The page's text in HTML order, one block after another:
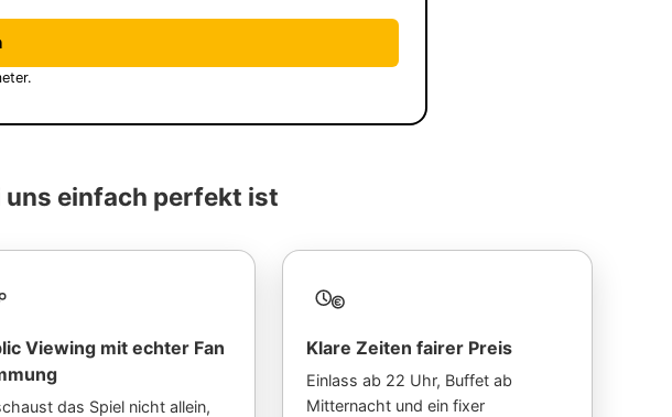
uns einfach perfekt ist
Viewing mit echter Fan
das Spiel nicht allein,
Klare Zeiten fairer Preis
Einlass ab 22 Uhr, Buffet ab
Mitternacht und ein fixer